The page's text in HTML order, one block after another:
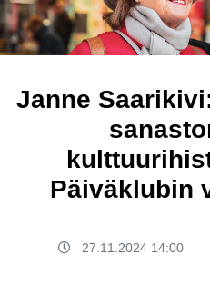
Janne
Päiväklubin
27.11.2024 14:00